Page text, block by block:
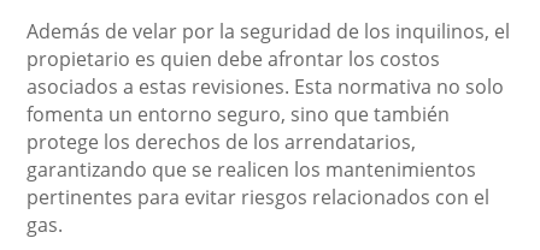
Además de velar por la seguridad de los inquilinos, el
propietario es quien debe afrontar los costos
asociados a estas revisiones. Esta normativa no solo
fomenta un entorno seguro, sino que también
protege los derechos de los arrendatarios,
garantizando que se realicen los mantenimientos
pertinentes para evitar riesgos relacionados con el
gas.